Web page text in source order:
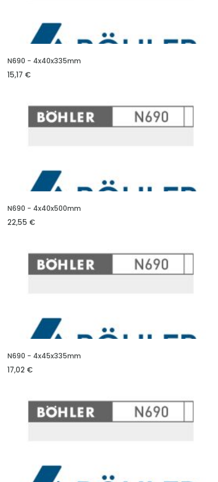
VLOŽIT DO KOŠÍKU
N690 - 4x40x335mm
15,17 €
VLOŽIT DO KOŠÍKU
N690 - 4x40x500mm
22,55 €
VLOŽIT DO KOŠÍKU
N690 - 4x45x335mm
17,02 €